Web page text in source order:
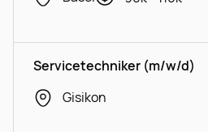
Servicetechniker (m/w/d)
Gisikon